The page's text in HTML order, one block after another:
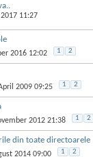
11:27
2016 12:02 1 2
2009 09:25 1 2
2012 21:38 1 2
din toate directoarele
2014 09:00 1 2